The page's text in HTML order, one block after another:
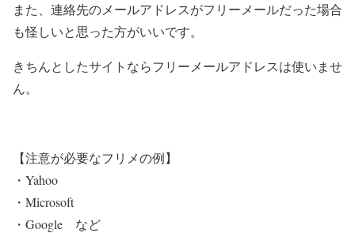
また、連絡先のメールアドレスがフリーメールだった場合
も怪しいと思った方がいいです。
きちんとしたサイトならフリーメールアドレスは使いませ
ん。
【注意が必要なフリメの例】
・Yahoo
・Microsoft
・Google など